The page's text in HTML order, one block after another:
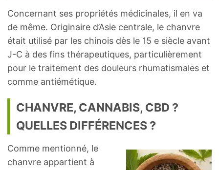
Concernant ses propriétés médicinales, il en va
de même. Originaire d’Asie centrale, le chanvre
était utilisé par les chinois dès le 15 e siècle avant
J-C à des fins thérapeutiques, particulièrement
pour le traitement des douleurs rhumatismales et
comme antiémétique.
CHANVRE, CANNABIS, CBD ?
QUELLES DIFFÉRENCES ?
Comme mentionné, le
chanvre appartient à